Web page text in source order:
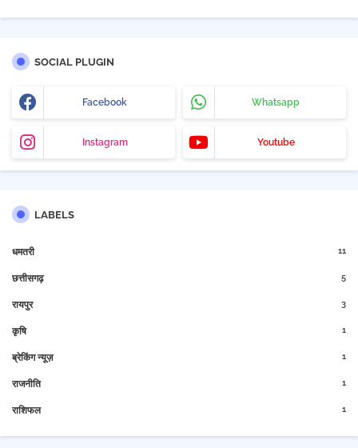
SOCIAL PLUGIN
Facebook Whatsapp
Instagram Youtube
LABELS
धमतरी 11
छत्तीसगढ़ 5
रायपुर 3
कृषि 1
ब्रेकिंग न्यूज़ 1
राजनीति 1
राशिफल 1